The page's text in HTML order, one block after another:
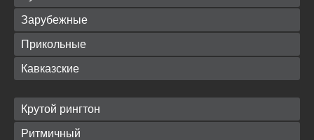
Зарубежные
Прикольные
Кавказские
Крутой рингтон
Ритмичный